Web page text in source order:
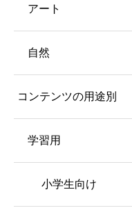
アート
自然
コンテンツの用途別
学習用
小学生向け